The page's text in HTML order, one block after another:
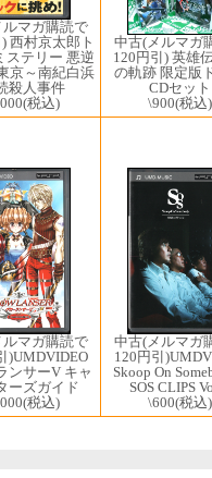
ルマガ購読で
西村京太郎ト
ステリー 悪逆
京～南紀白浜
殺人事件
(税込)
中古(メルマガ
120円引) 英雄
の軌跡 限定版
CDセット
\900(税込)
ルマガ購読で
)UMDVIDEO
ンサーV キャ
ーズガイド
(税込)
中古(メルマガ
120円引
Skoop On
SOS CLIPS
\600(税込)